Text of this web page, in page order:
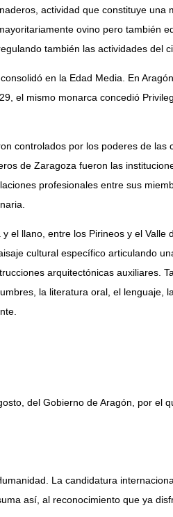
actividad que constituye
ovino pero también
también las actividades del
en la Edad Media. En
el mismo monarca concedió
controlados por los poderes de
de Zaragoza fueron las
profesionales entre sus
llano, entre los Pirineos y el
cultural específico articulando
arquitectónicas auxiliares.
la literatura oral, el lenguaje,
del Gobierno de Aragón, por el
La candidatura
así, al reconocimiento que ya